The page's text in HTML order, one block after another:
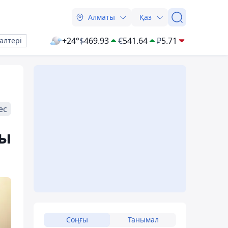
Алматы Қаз
+24°$469.93 €541.64 ₽5.71
Соңғы Танымал